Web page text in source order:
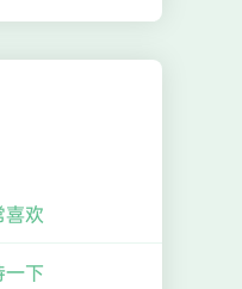
喜欢
一下